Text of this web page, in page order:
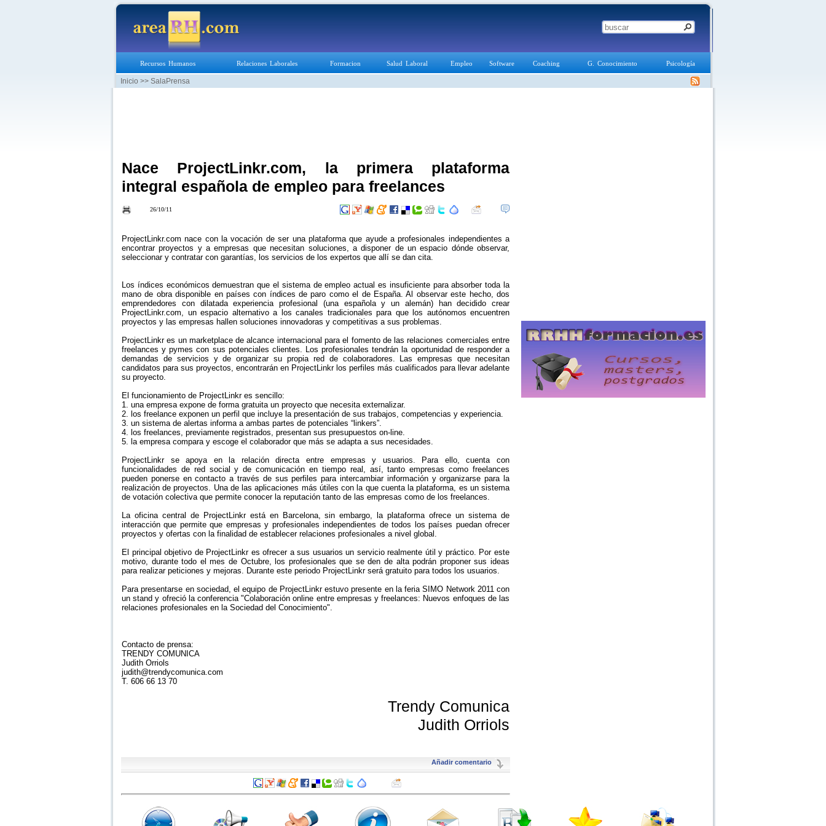
Recursos Humanos Relaciones Laborales Formacion Salud Laboral Empleo Software Coaching G. Conocimiento Psicología
Inicio >> SalaPrensa
Nace ProjectLinkr.com, la primera plataforma
integral española de empleo para freelances
26/10/11
ProjectLinkr.com nace con la vocación de ser una plataforma que ayude a profesionales independientes a
encontrar proyectos y a empresas que necesitan soluciones, a disponer de un espacio dónde observar,
seleccionar y contratar con garantías, los servicios de los expertos que allí se dan cita.
Los índices económicos demuestran que el sistema de empleo actual es insuficiente para absorber toda la
mano de obra disponible en países con índices de paro como el de España. Al observar este hecho, dos
emprendedores con dilatada experiencia profesional (una española y un alemán) han decidido crear
ProjectLinkr.com, un espacio alternativo a los canales tradicionales para que los autónomos encuentren
proyectos y las empresas hallen soluciones innovadoras y competitivas a sus problemas.
ProjectLinkr es un marketplace de alcance internacional para el fomento de las relaciones comerciales entre
freelances y pymes con sus potenciales clientes. Los profesionales tendrán la oportunidad de responder a
demandas de servicios y de organizar su propia red de colaboradores. Las empresas que necesitan
candidatos para sus proyectos, encontrarán en ProjectLinkr los perfiles más cualificados para llevar adelante
su proyecto.
El funcionamiento de ProjectLinkr es sencillo:
1. una empresa expone de forma gratuita un proyecto que necesita externalizar.
2. los freelance exponen un perfil que incluye la presentación de sus trabajos, competencias y experiencia.
3. un sistema de alertas informa a ambas partes de potenciales “linkers”.
4. los freelances, previamente registrados, presentan sus presupuestos on-line.
5. la empresa compara y escoge el colaborador que más se adapta a sus necesidades.
ProjectLinkr se apoya en la relación directa entre empresas y usuarios. Para ello, cuenta con
funcionalidades de red social y de comunicación en tiempo real, así, tanto empresas como freelances
pueden ponerse en contacto a través de sus perfiles para intercambiar información y organizarse para la
realización de proyectos. Una de las aplicaciones más útiles con la que cuenta la plataforma, es un sistema
de votación colectiva que permite conocer la reputación tanto de las empresas como de los freelances.
La oficina central de ProjectLinkr está en Barcelona, sin embargo, la plataforma ofrece un sistema de
interacción que permite que empresas y profesionales independientes de todos los países puedan ofrecer
proyectos y ofertas con la finalidad de establecer relaciones profesionales a nivel global.
El principal objetivo de ProjectLinkr es ofrecer a sus usuarios un servicio realmente útil y práctico. Por este
motivo, durante todo el mes de Octubre, los profesionales que se den de alta podrán proponer sus ideas
para realizar peticiones y mejoras. Durante este periodo ProjectLinkr será gratuito para todos los usuarios.
Para presentarse en sociedad, el equipo de ProjectLinkr estuvo presente en la feria SIMO Network 2011 con
un stand y ofreció la conferencia "Colaboración online entre empresas y freelances: Nuevos enfoques de las
relaciones profesionales en la Sociedad del Conocimiento".
Contacto de prensa:
TRENDY COMUNICA
Judith Orriols
judith@trendycomunica.com
T. 606 66 13 70
Trendy Comunica
Judith Orriols
Añadir comentario